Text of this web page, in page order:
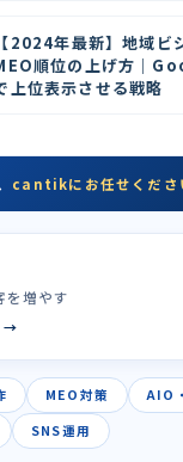
【2024年最新】地域ビ
順位の上げ方｜
上位表示させる戦略
cantikにお任せくださ
を増やす
→
MEO対策
AIO
SNS運用